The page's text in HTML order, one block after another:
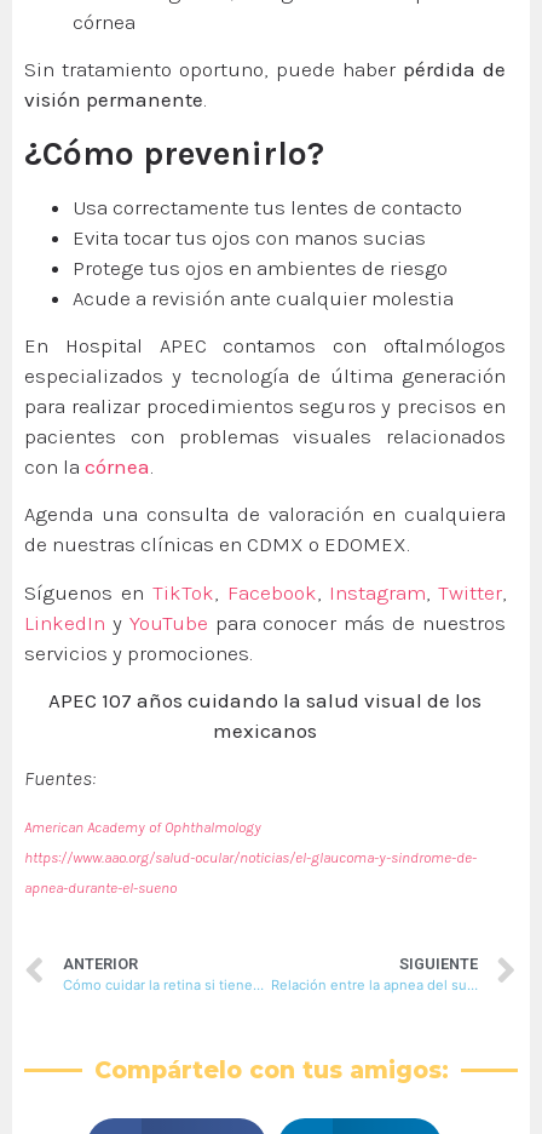
córnea
Sin tratamiento oportuno, puede haber pérdida de
visión permanente.
¿Cómo prevenirlo?
Usa correctamente tus lentes de contacto
Evita tocar tus ojos con manos sucias
Protege tus ojos en ambientes de riesgo
Acude a revisión ante cualquier molestia
En Hospital APEC contamos con oftalmólogos
especializados y tecnología de última generación
para realizar procedimientos seguros y precisos en
pacientes con problemas visuales relacionados
con la córnea
Agenda una consulta de valoración en cualquiera
de nuestras clínicas en CDMX o EDOMEX.
Síguenos enTikTok Facebook Instagram ,Twitter
LinkedIn y YouTube para conocer más de nuestros
servicios y promociones.
APEC 107 años cuidando la salud visual de los
mexicanos
Fuentes:
American Academy of Ophthalmology
https://www.aao.org/salud-ocular/noticias/el-glaucoma-y-sindrome-de-
apnea-durante-el-sueno
ANTERIOR
Cómo cuidar la retina si tienes diabetes
SIGUIENTE
Relación entre la apnea del sueño con el glaucoma
Compártelo con tus amigos: